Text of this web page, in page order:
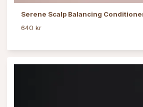
Serene Scalp Balancing
640 kr